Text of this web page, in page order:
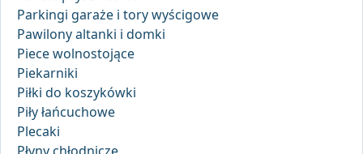
Parkingi garaże i tory wyścigowe
Pawilony altanki i domki
Piece wolnostojące
Piekarniki
Piłki do koszykówki
Piły łańcuchowe
Plecaki